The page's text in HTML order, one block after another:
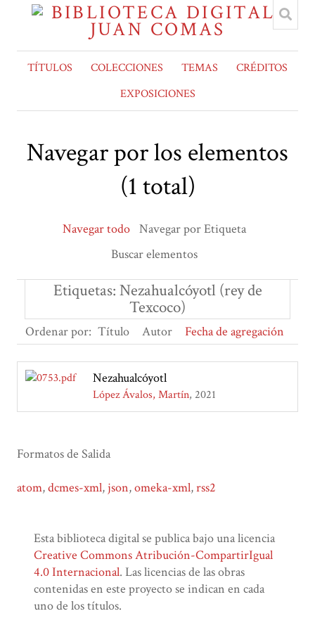
TÍTULOS COLECCIONES TEMAS
CRÉDITOS
EXPOSICIONES
Navegar por los elementos
(1 total)
Navegar todo Navegar por Etiqueta
Buscar elementos
Etiquetas: Nezahualcóyotl (rey de
Texcoco)
Ordenar por: Título Autor Fecha de agregación
Nezahualcóyotl
López Ávalos, Martín 2021
Formatos de Salida
atom,dcmes-xml, json,omeka-xml,rss2
Esta biblioteca digital se publica bajo una licencia
Creative Commons Atribución-CompartirIgual
4.0 Internacional. Las licencias de las obras
contenidas en este proyecto se indican en cada
uno de los títulos.